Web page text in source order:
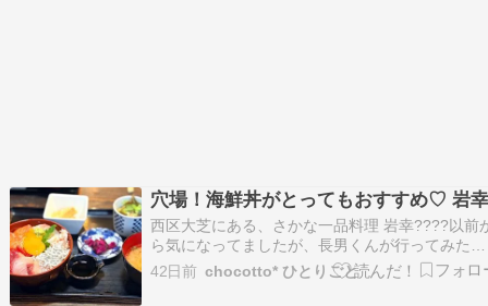
穴場！海鮮丼がとってもおすすめ♡ 岩
西区大芝にある、さかな一品料理 岩幸????以前
ら気になってましたが、長男くんが行ってみたい
とのことで、お昼食べに行ってきました！SNSで
見つけたんでしょうね、びっくり〜掘りごたつも
42日前 chocotto* ひとりごと